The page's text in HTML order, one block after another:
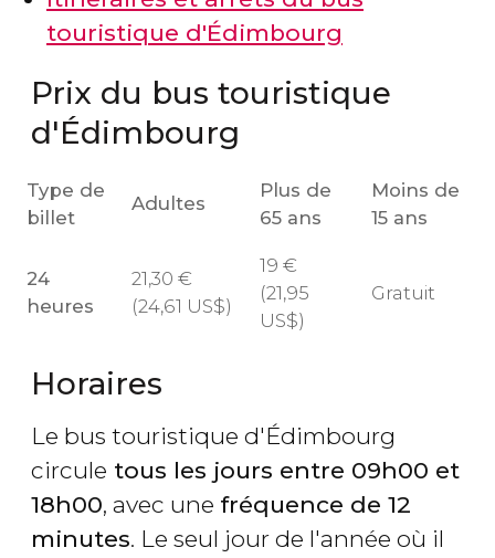
touristique d'Édimbourg
Prix du bus touristique
d'Édimbourg
Type de
billet
Adultes
Plus de
65 ans
Moins de
15 ans
24
heures
21,30 €
(24,61 US$)
19 €
(21,95
US$)
Gratuit
Horaires
Le bus touristique d'Édimbourg
circule tous les jours entre 09h00 et
18h00, avec une fréquence de 12
minutes. Le seul jour de l'année où il